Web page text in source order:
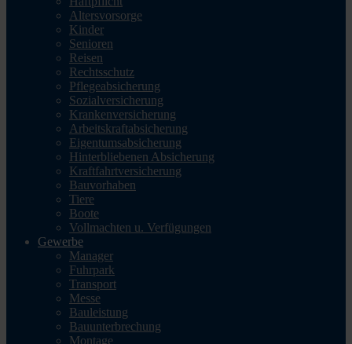
Altersvorsorge
Kinder
Senioren
Reisen
Rechtsschutz
Pflegeabsicherung
Sozialversicherung
Krankenversicherung
Arbeitskraftabsicherung
Eigentumsabsicherung
Hinterbliebenen Absicherung
Kraftfahrtversicherung
Bauvorhaben
Tiere
Boote
Vollmachten u. Verfügungen
Gewerbe
Manager
Fuhrpark
Transport
Messe
Bauleistung
Bauunterbrechung
Montage